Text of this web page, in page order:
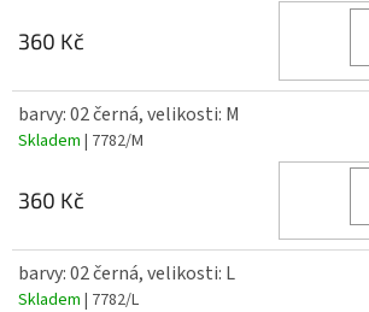
360 Kč
barvy: 02 černá, velikosti: M
Skladem | 7782/M
360 Kč
barvy: 02 černá, velikosti: L
Skladem | 7782/L